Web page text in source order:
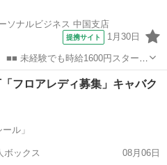
ソナルビジネス 中国支店
提携サイト 1月30日
■■ 未経験でも時給1600円スタート
度もあるので、ゆくゆくは社員に
登 フロアレディ募集」キャバク
ル」
ボックス
08月06日